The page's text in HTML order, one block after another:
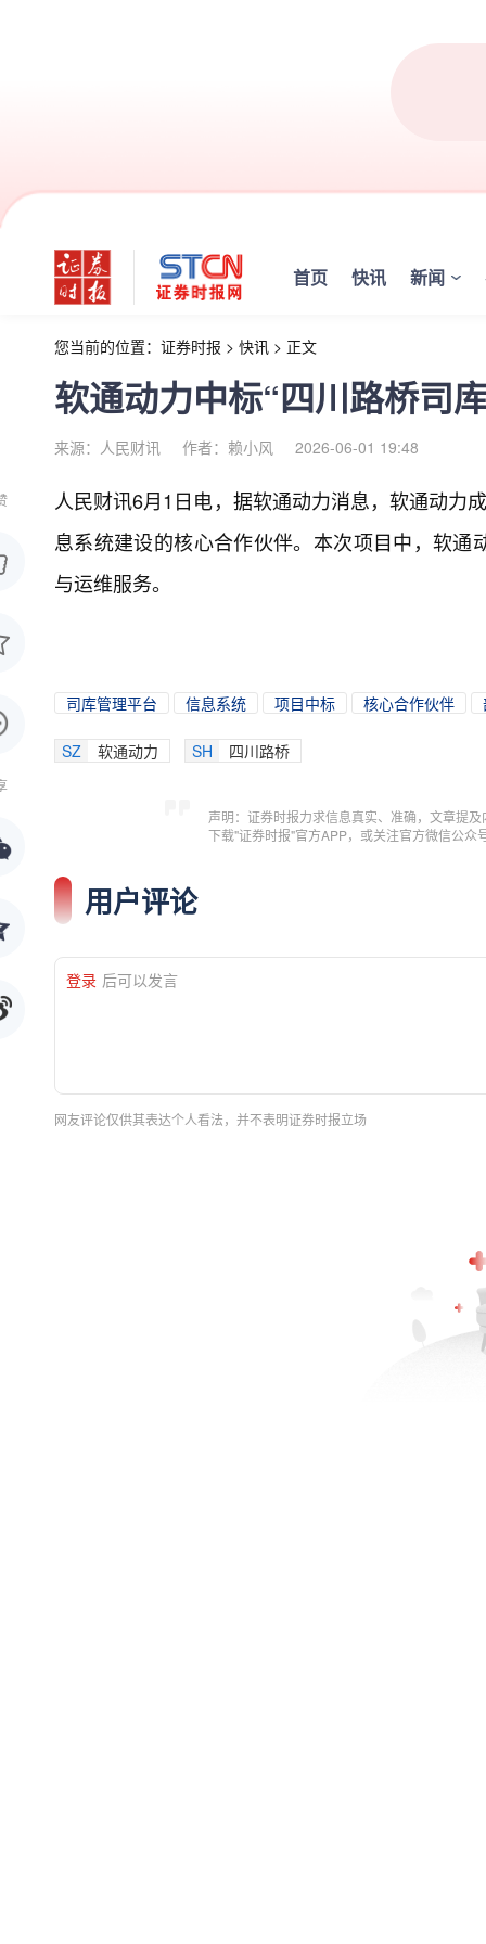
首页 快讯 新闻
您当前的位置： 证券时报 > 快讯 > 正文
软通动力中标“四川路桥司
来源：人民财讯 作者：赖小风 2026-06-01 19:48
人民财讯6月1日电， 据软通动力消息，软通动力
息系统建设的核心合作伙伴。本次项目中，软
与运维服务。
司库管理平台 信息系统 项目中标 核心合作伙伴
SZ 软通动力 SH 四川路桥
声明：证券时报力求信息真实、准确，文章提
下载"证券时报"官方APP，或关注官方微信公
用户评论
登录 后可以发言
网友评论仅供其表达个人看法，并不表明证券时报立场